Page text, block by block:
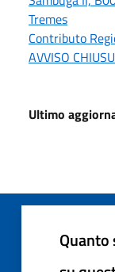
Tremes
Contributo
AVVISO
Ultimo